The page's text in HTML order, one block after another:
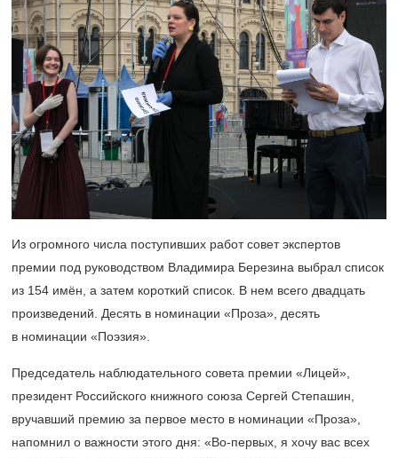
Из огромного числа поступивших работ совет экспертов
премии под руководством Владимира Березина выбрал список
из 154 имён, а затем короткий список. В нем всего двадцать
произведений. Десять в номинации «Проза», десять
в номинации «Поэзия».
Председатель наблюдательного совета премии «Лицей»,
президент Российского книжного союза Сергей Степашин,
вручавший премию за первое место в номинации «Проза»,
напомнил о важности этого дня: «Во-первых, я хочу вас всех